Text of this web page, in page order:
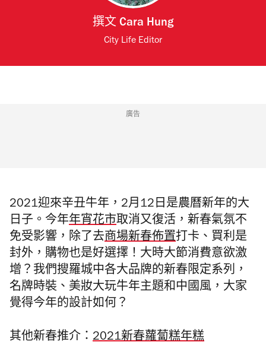
撰文 Cara Hung
City Life Editor
廣告
2021迎來辛丑牛年，2月12日是農曆新年的大
日子。今年年宵花市取消又復活，新春氣氛不
免受影響，除了去商場新春佈置打卡、買利是
封外，購物也是好選擇！大時大節消費意欲激
增？我們搜羅城中各大品牌的新春限定系列，
名牌時裝、美妝大玩牛年主題和中國風，大家
覺得今年的設計如何？
其他新春推介： 2021新春蘿蔔糕年糕